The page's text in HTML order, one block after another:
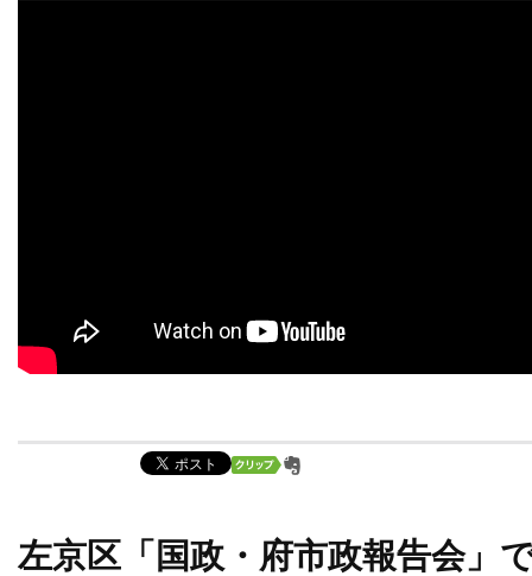
左京区「国政・府市政報告会」